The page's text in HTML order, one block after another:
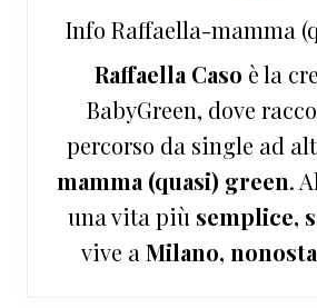
Info Raffaella-mamma
Raffaella Caso è la
BabyGreen, dove
percorso da single ad
mamma (quasi) green.
una vita più semplice,
vive a Milano,